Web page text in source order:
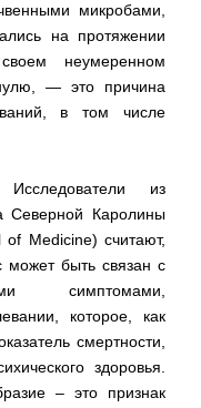
микробами,
на протяжении
неумеренном
— это причина
в том числе
из
Северной Каролины
Medicine) считают,
может быть связан с
симптомами,
которое, как
смертности,
здоровья.
– это признак